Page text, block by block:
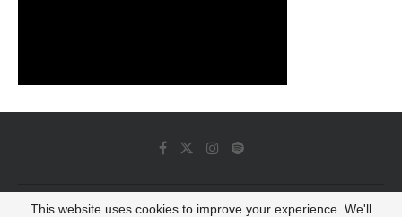
© 2022 - Luminous Dash All Rights Reserved
This website uses cookies to improve your experience. We'll